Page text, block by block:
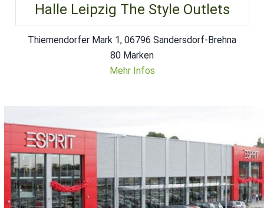
Halle Leipzig The Style Outlets
Thiemendorfer Mark 1, 06796 Sandersdorf-Brehna
80 Marken
Mehr Infos